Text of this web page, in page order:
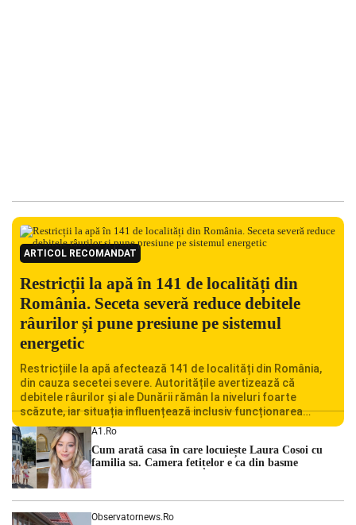
ARTICOL RECOMANDAT
Restricții la apă în 141 de localități din
România. Seceta severă reduce debitele
râurilor și pune presiune pe sistemul
energetic
Restricțiile la apă afectează 141 de localități din România,
din cauza secetei severe. Autoritățile avertizează că
debitele râurilor și ale Dunării rămân la niveluri foarte
scăzute, iar situația influențează inclusiv funcționarea
Centralei Nucleare de la Cernavodă. România se confruntă
cu una dintre cele mai dificile perioade din punct de vedere
hidrologic din ultimii ani. Lipsa […]
A1.ro
Cum arată casa în care locuiește Laura Cosoi cu
familia sa. Camera fetițelor e ca din basme
Observatornews.ro